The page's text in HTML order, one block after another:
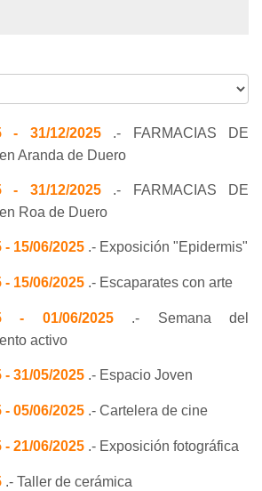
- 31/12/2025.- FARMACIAS DE
Aranda de Duero
- 31/12/2025.- FARMACIAS DE
Roa de Duero
- 15/06/2025 .- Exposición "Epidermis"
- 15/06/2025 .- Escaparates con arte
- 01/06/2025.- Semana del
activo
- 31/05/2025 .- Espacio Joven
- 05/06/2025 .- Cartelera de cine
- 21/06/2025 .- Exposición fotográfica
.- Taller de cerámica